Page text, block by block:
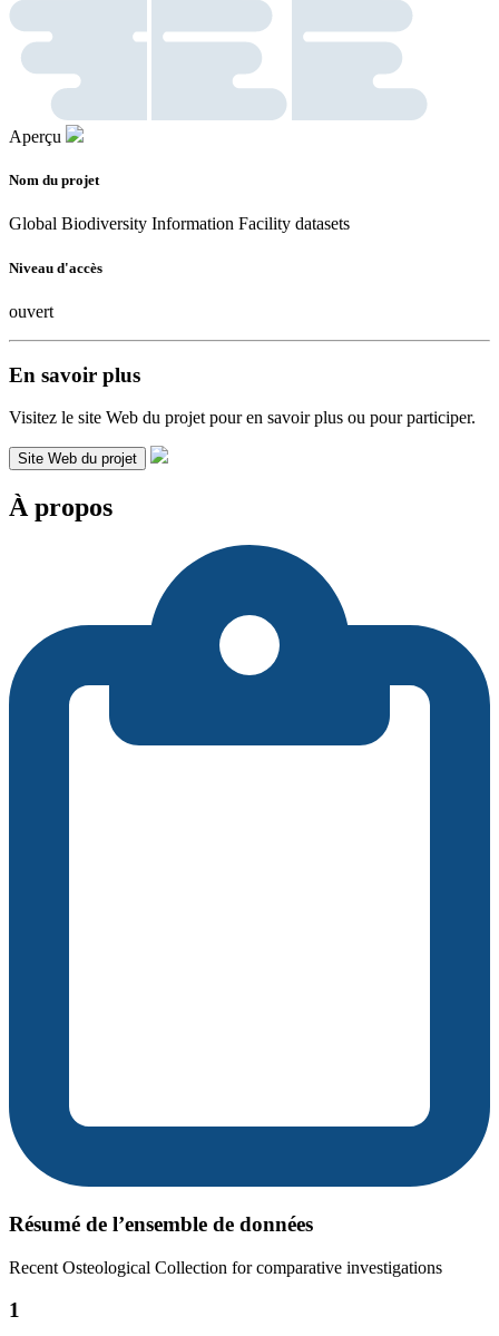
Aperçu
Nom du projet
Global Biodiversity Information Facility datasets
Niveau d'accès
ouvert
En savoir plus
Visitez le site Web du projet pour en savoir plus ou pour participer.
Site Web du projet
À propos
Résumé de l’ensemble de données
Recent Osteological Collection for comparative investigations
1